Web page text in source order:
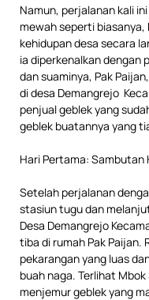
Namun, perjalanan kali
mewah seperti
kehidupan desa secara
ia diperkenalkan dengan
dan suaminya, Pak
di desa Demangrejo
penjual geblek yang
geblek buatannya yang
Hari Pertama: Sambutan
Setelah perjalanan
stasiun tugu dan
Desa Demangrejo
tiba di rumah Pak Paijan.
pekarangan yang luas
buah naga. Terlihat
menjemur geblek yang